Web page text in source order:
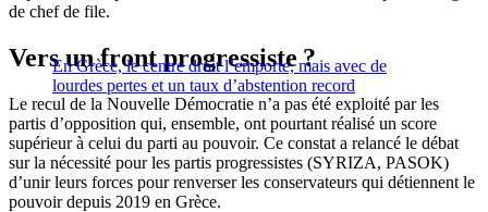
de chef de file.
En Grèce, le centre droit l’emporte, mais avec de
lourdes pertes et un taux d’abstention record
Vers un front progressiste ?
Le recul de la Nouvelle Démocratie n’a pas été exploité par les
partis d’opposition qui, ensemble, ont pourtant réalisé un score
supérieur à celui du parti au pouvoir. Ce constat a relancé le débat
sur la nécessité pour les partis progressistes (SYRIZA, PASOK)
d’unir leurs forces pour renverser les conservateurs qui détiennent le
pouvoir depuis 2019 en Grèce.